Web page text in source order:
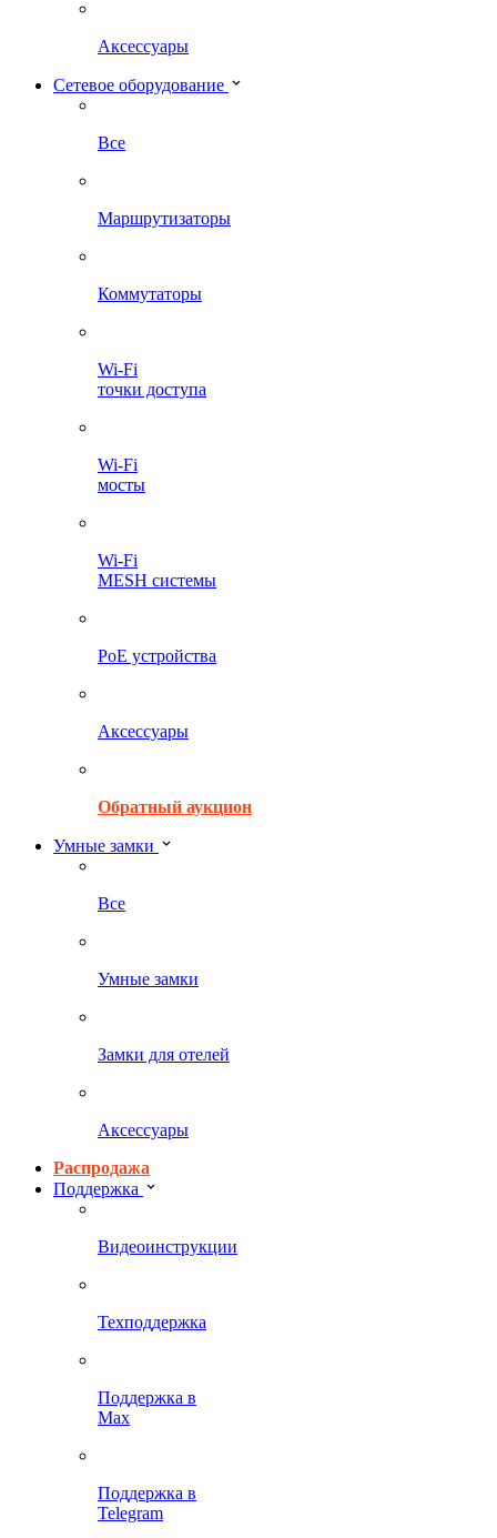
Аксессуары
Сетевое оборудование
Все
Маршрутизаторы
Коммутаторы
Wi-Fi
точки доступа
Wi-Fi
мосты
Wi-Fi
MESH системы
PoE устройства
Аксессуары
Обратный аукцион
Умные замки
Все
Умные замки
Замки для отелей
Аксессуары
Распродажа
Поддержка
Видеоинструкции
Техподдержка
Поддержка в
Max
Поддержка в
Telegram